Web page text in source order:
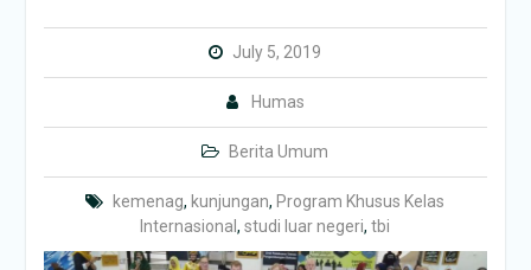
July 5, 2019
Humas
Berita Umum
kemenag, kunjungan, Program Khusus Kelas
Internasional,studi luar negeri,tbi